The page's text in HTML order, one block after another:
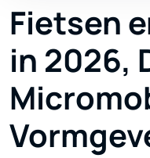
Fietsen
in 2026,